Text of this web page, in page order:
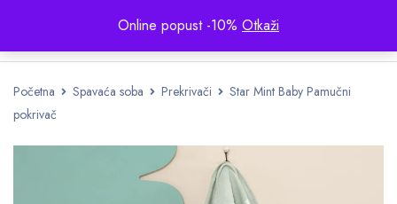
Online popust -10% Otkaži
Početna Spavaća soba Prekrivači
Star Mint Baby Pamučni
pokrivač